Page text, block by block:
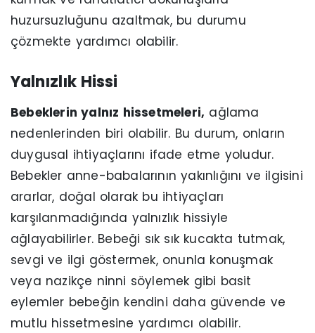
huzursuzluğunu azaltmak, bu durumu
çözmekte yardımcı olabilir.
Yalnızlık Hissi
Bebeklerin yalnız hissetmeleri, ağlama
nedenlerinden biri olabilir. Bu durum, onların
duygusal ihtiyaçlarını ifade etme yoludur.
Bebekler anne-babalarının yakınlığını ve ilgisini
ararlar, doğal olarak bu ihtiyaçları
karşılanmadığında yalnızlık hissiyle
ağlayabilirler. Bebeği sık sık kucakta tutmak,
sevgi ve ilgi göstermek, onunla konuşmak
veya nazikçe ninni söylemek gibi basit
eylemler bebeğin kendini daha güvende ve
mutlu hissetmesine yardımcı olabilir.